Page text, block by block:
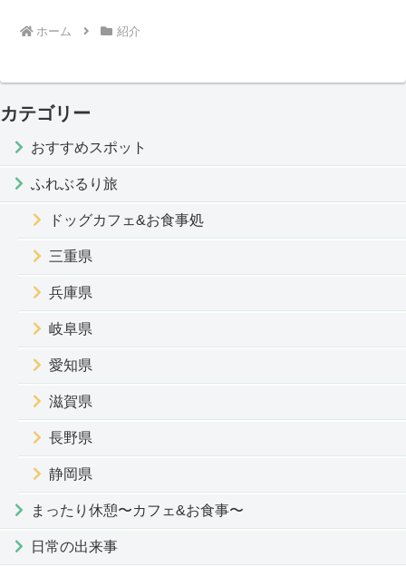
ホーム 紹介
カテゴリー
おすすめスポット
ふれぶるり旅
ドッグカフェ&お食事処
三重県
兵庫県
岐阜県
愛知県
滋賀県
長野県
静岡県
まったり休憩〜カフェ&お食事〜
日常の出来事